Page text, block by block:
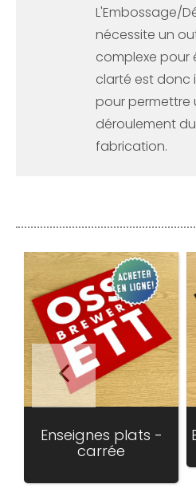
L'Embossage/
nécessite un
complexe pour
clarté est donc
pour permettre
déroulement
fabrication.
Enseignes plats -
carrée